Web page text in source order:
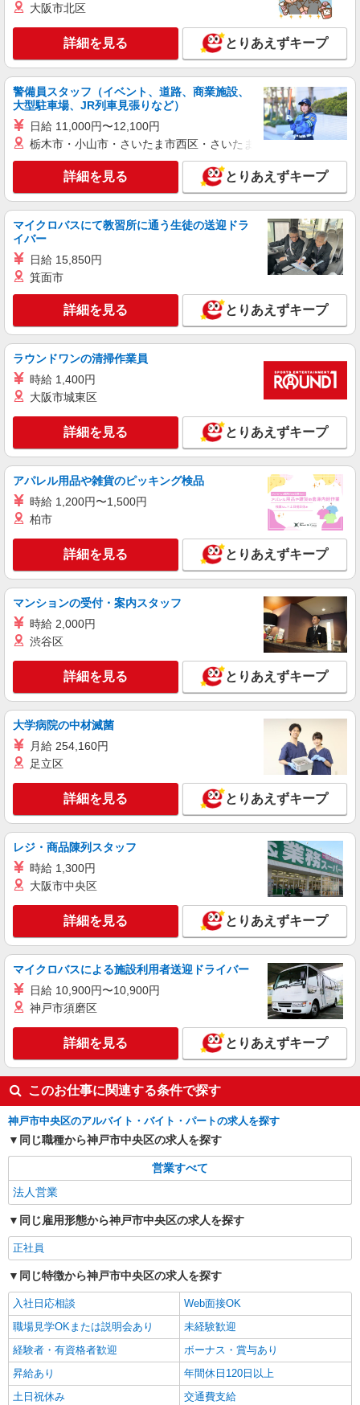
神戸市中央区中山手通２丁目２４－７ →出
勤、退社は上記となりますが日中は各現場への移
動がございます。
キープ 詳細を見る
正社員
大同生命保険株式会社 神戸支社
企業福利厚生プランナー（法人営業・保全）
月給22万円〜25万円（採用時支給額・能力に
より異なる ※当社規程による・委細面談）＋諸手
当 ※研修受講手当：8500円
神戸支社 兵庫県神戸市中央区栄町通1-2-7 ※お
住まいや適性等を考慮の上、希望勤務地を選べま
す ★各支店の住所・交通アクセス等はホームペー
ジよりご確認ください
キープ 詳細を見る
大阪市北区
詳細を見る とりあえずキープ
警備員スタッフ（イベント、道路、商業施設、
大型駐車場、JR列車見張りなど）
日給 11,000円〜12,100円
栃木市・小山市・さいたま市西区・さいたま市岩槻区・久喜市・
詳細を見る とりあえずキープ
マイクロバスにて教習所に通う生徒の送迎ドラ
イバー
日給 15,850円
箕面市
詳細を見る とりあえずキープ
ラウンドワンの清掃作業員
時給 1,400円
大阪市城東区
詳細を見る とりあえずキープ
アパレル用品や雑貨のピッキング検品
時給 1,200円〜1,500円
柏市
詳細を見る とりあえずキープ
マンションの受付・案内スタッフ
時給 2,000円
渋谷区
詳細を見る とりあえずキープ
大学病院の中材滅菌
月給 254,160円
足立区
詳細を見る とりあえずキープ
レジ・商品陳列スタッフ
時給 1,300円
大阪市中央区
詳細を見る とりあえずキープ
マイクロバスによる施設利用者送迎ドライバー
日給 10,900円〜10,900円
神戸市須磨区
詳細を見る とりあえずキープ
このお仕事に関連する条件で探す
神戸市中央区のアルバイト・バイト・パートの求人を探す
同じ職種から神戸市中央区の求人を探す
営業すべて
法人営業
同じ雇用形態から神戸市中央区の求人を探す
正社員
同じ特徴から神戸市中央区の求人を探す
入社日応相談
Web面接OK
職場見学OKまたは説明会あり
未経験歓迎
経験者・有資格者歓迎
ボーナス・賞与あり
昇給あり
年間休日120日以上
土日祝休み
交通費支給